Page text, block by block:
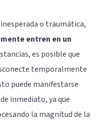
o traumática,
entren en un
es posible que
temporalmente
puede manifestarse
inmediato, ya que
la magnitud de la